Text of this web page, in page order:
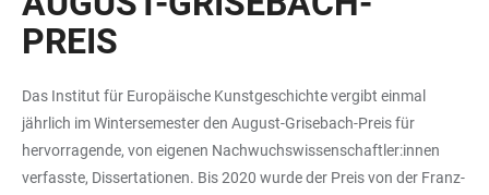
PREIS
Das Institut für Europäische Kunstgeschichte vergibt einmal
jährlich im Wintersemester den August-Grisebach-Preis für
hervorragende, von eigenen Nachwuchswissenschaftler:innen
verfasste, Dissertationen. Bis 2020 wurde der Preis von der Franz-